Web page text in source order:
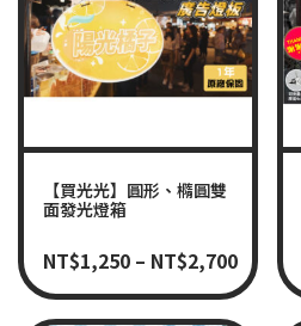
【買光光】圓形、橢圓雙
面發光燈箱
NT$1,250 – NT$2,700